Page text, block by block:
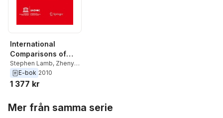
International
Comparisons of
China's Technical
and Vocational
Education and
Stephen Lamb, Zhenyi
GuoE-bok 2010
1 377 kr
Mer från samma serie